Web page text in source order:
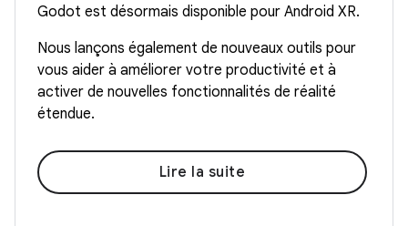
Godot est désormais disponible pour Android XR.
Nous lançons également de nouveaux outils pour
vous aider à améliorer votre productivité et à
activer de nouvelles fonctionnalités de réalité
étendue.
Lire la suite